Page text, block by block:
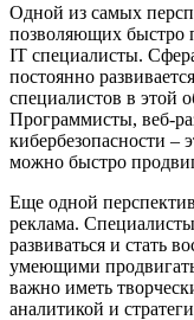
Одной из самых
позволяющих быстро
IT специалисты.
постоянно
специалистов в этой
Программисты, веб-
кибербезопасности –
можно быстро
Еще одной
реклама.
развиваться и стать
умеющими
важно иметь
аналитикой и